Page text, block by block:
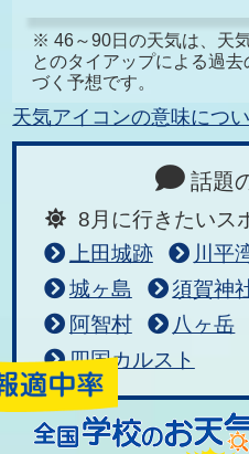
※ 46～90日の天気は、天
とのタイアップによる過
づく予想です。
天気アイコンの意味につ
話題
8月に行きたいス
上田城跡
川平
城ヶ島
須賀神
阿智村
八ヶ岳
四国カルスト